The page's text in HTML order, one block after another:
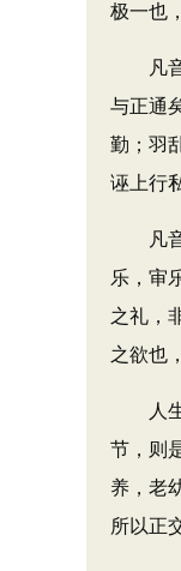
极一也
凡音
与正通
勤；羽
诬上行
凡音
乐，审
之礼，
之欲也
人生
节，则
养，老
所以正